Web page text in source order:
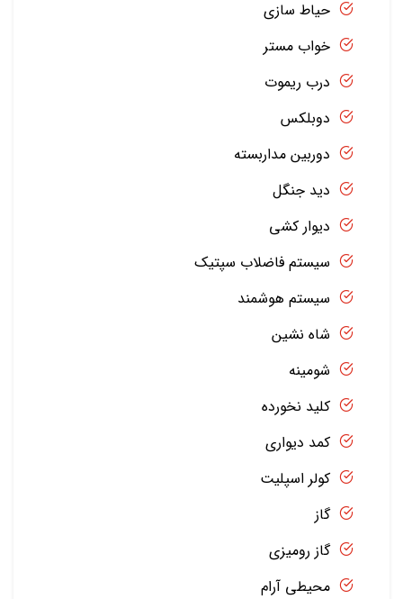
حیاط سازی
خواب مستر
درب ریموت
دوبلکس
دوربین مداربسته
دید جنگل
دیوار کشی
سیستم فاضلاب سپتیک
سیستم هوشمند
شاه نشین
شومینه
کلید نخورده
کمد دیواری
کولر اسپلیت
گاز
گاز رومیزی
محیطی آرام